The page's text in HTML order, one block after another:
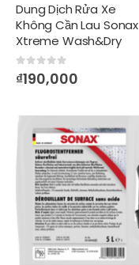
Dung Dịch Rửa Xe
Không Cần Lau Sonax
Xtreme Wash&Dry
0out of 5
₫190,000